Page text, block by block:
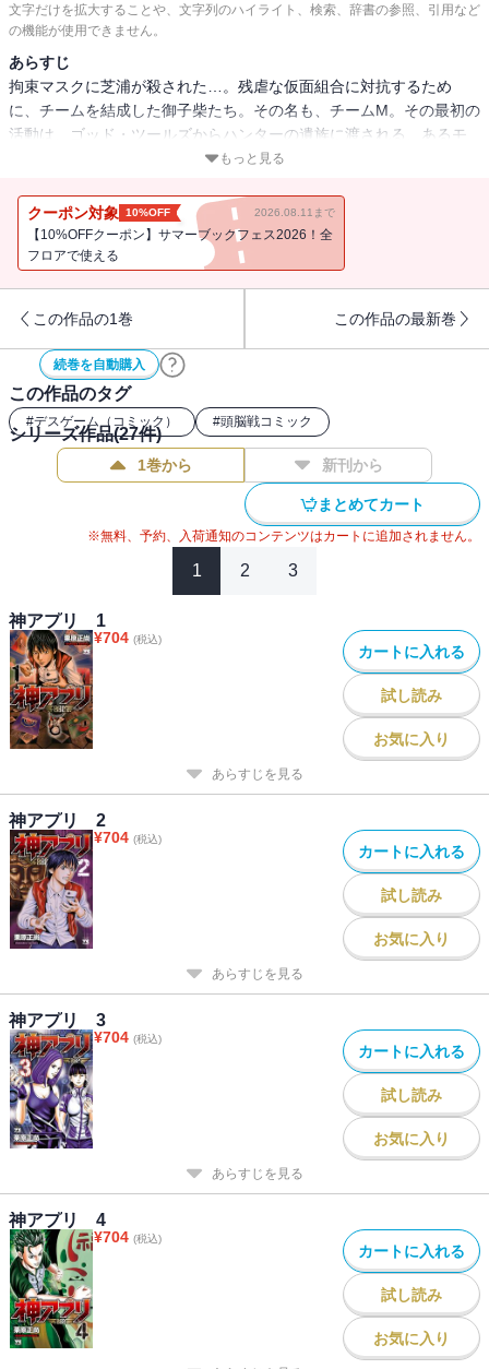
文字だけを拡大することや、文字列のハイライト、検索、辞書の参照、引用など
の機能が使用できません。
あらすじ
拘束マスクに芝浦が殺された…。残虐な仮面組合に対抗するため
に、チームを結成した御子柴たち。その名も、チームM。その最初の
活動は、ゴッド・ツールズからハンターの遺族に渡される、あるモ
もっと見る
クーポン対象 10%OFF 2026.08.11まで
【10%OFFクーポン】サマーブックフェス2026！全
フロアで使える
この作品の1巻 この作品の最新巻
続巻を自動購入
この作品のタグ
#デスゲーム（コミック） #頭脳戦コミック
シリーズ作品(27件)
1巻から 新刊から
まとめてカート
※無料、予約、入荷通知のコンテンツはカートに追加されません。
1 2 3
神アプリ 1
¥704 (税込)
カートに入れる
試し読み
お気に入り
あらすじを見る
神アプリ 2
¥704 (税込)
カートに入れる
試し読み
お気に入り
あらすじを見る
神アプリ 3
¥704 (税込)
カートに入れる
試し読み
お気に入り
あらすじを見る
神アプリ 4
¥704 (税込)
カートに入れる
試し読み
お気に入り